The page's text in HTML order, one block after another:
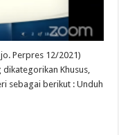
Perpres 12/2021)
Khusus,
sebagai berikut : Unduh